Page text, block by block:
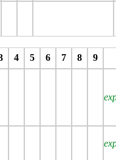
4 5 6 7 8
9